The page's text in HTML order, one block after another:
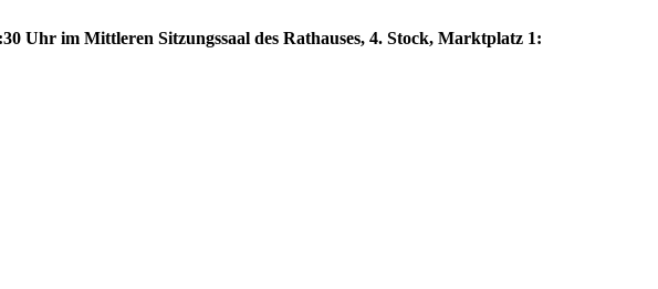
Uhr im Mittleren Sitzungssaal des Rathauses, 4. Stock, Marktplatz 1: